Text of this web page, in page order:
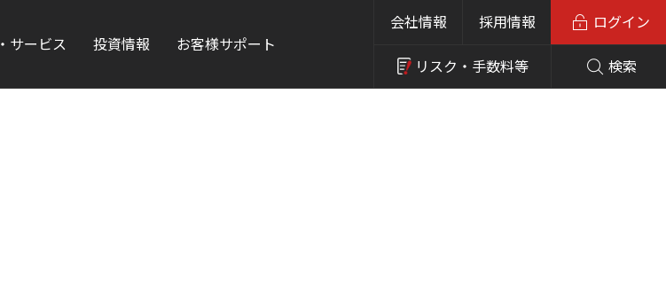
サービス 投資情報 お客様サポート
会社情報 採用情報
リスク・ 手数料等 検索
ログイン